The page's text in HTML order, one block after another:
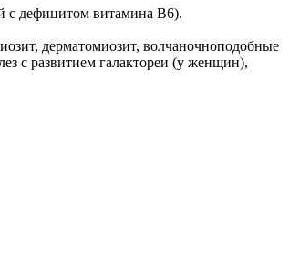
с дефицитом витамина В6).
дерматомиозит, волчаночноподобные
с развитием галактореи (у женщин),